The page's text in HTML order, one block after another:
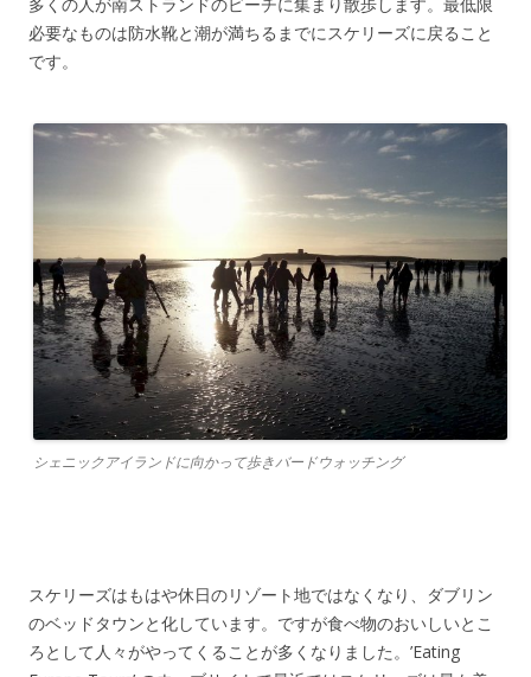
必要なものは防水靴と潮が満ちるまでにスケリーズに戻ること
です。
シェニックアイランドに向かって歩きバードウォッチング
スケリーズはもはや休日のリゾート地ではなくなり、ダブリン
のベッドタウンと化しています。ですが食べ物のおいしいとこ
ろとして人々がやってくることが多くなりました。’Eating